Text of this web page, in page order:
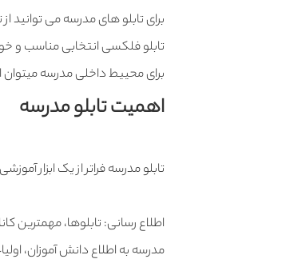
برای تابلو های مدرسه می توانید
تابلو فلکسی انتخابی مناسب و
برای محییط داخلی مدرسه میتوان
اهمیت تابلو مدرسه
تابلو مدرسه فراتر از یک ابزار
اطلاع رسانی: تابلوها، مهمترین
مدرسه به اطلاع دانش آموزان،